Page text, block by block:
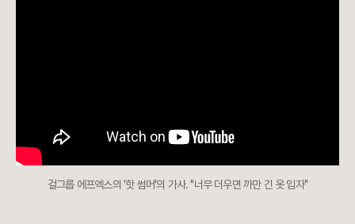
걸그룹 에프엑스의 '핫 썸머'의 가사. "너무 더우면 까만 긴 옷 입자"